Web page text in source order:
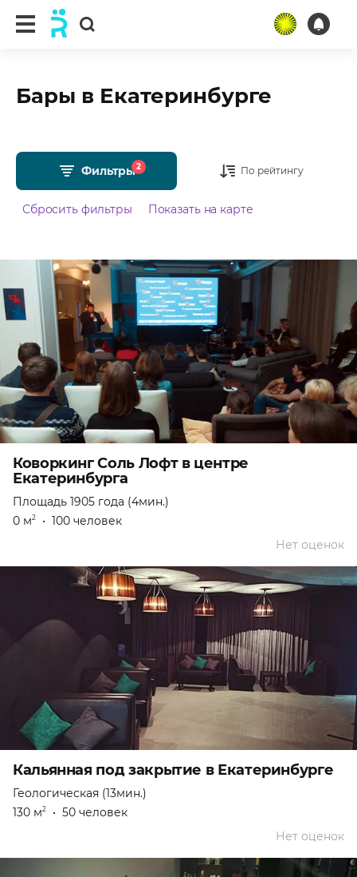
Бары в Екатеринбурге
Фильтры2 По рейтингу
Сбросить фильтры Показать на карте
Коворкинг Соль Лофт в центре
Екатеринбурга
Площадь 1905 года (4мин.)
0 м2 • 100 человек
Нет оценок
Кальянная под закрытие в Екатеринбурге
Геологическая (13мин.)
130 м2 • 50 человек
Нет оценок